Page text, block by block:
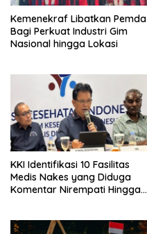
Kemenekraf Libatkan Pemda
Bagi Perkuat Industri Gim
Nasional hingga Lokasi
KKI Identifikasi 10 Fasilitas
Medis Nakes yang Diduga
Komentar Nirempati Hingga